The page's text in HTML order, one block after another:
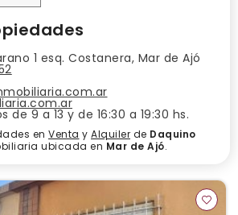
1 esq. Costanera, Mar de Ajó
de 9 a 13 y de 16:30 a 19:30 hs.
en Venta y Alquiler de Daquino
ubicada en Mar de Ajó.